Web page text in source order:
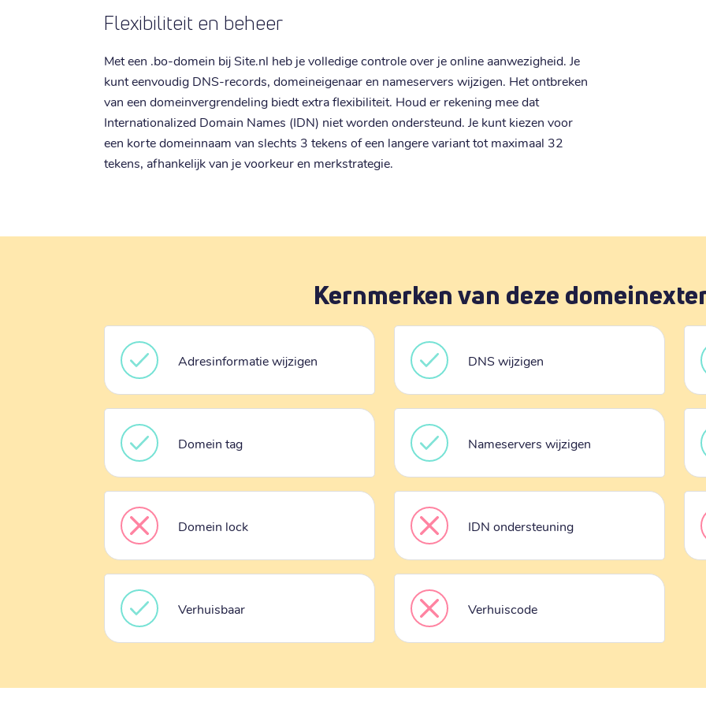
Flexibiliteit en beheer
Met een .bo-domein bij Site.nl heb je volledige controle over je online aanwezigheid. Je
kunt eenvoudig DNS-records, domeineigenaar en nameservers wijzigen. Het ontbreken
van een domeinvergrendeling biedt extra flexibiliteit. Houd er rekening mee dat
Internationalized Domain Names (IDN) niet worden ondersteund. Je kunt kiezen voor
een korte domeinnaam van slechts 3 tekens of een langere variant tot maximaal 32
tekens, afhankelijk van je voorkeur en merkstrategie.
Kernmerken van deze
Adresinformatie wijzigen DNS wijzigen
Domein tag Nameservers wijzigen
Domein lock IDN ondersteuning
Verhuisbaar Verhuiscode